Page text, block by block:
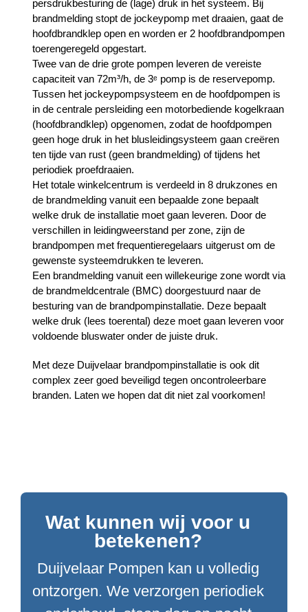
persdrukbesturing de (lage) druk in het systeem. Bij
brandmelding stopt de jockeypomp met draaien, gaat de
hoofdbrandklep open en worden er 2 hoofdbrandpompen
toerengeregeld opgestart.
Twee van de drie grote pompen leveren de vereiste
capaciteit van 72m³/h, de 3ᵉ pomp is de reservepomp.
Tussen het jockeypompsysteem en de hoofdpompen is
in de centrale persleiding een motorbediende kogelkraan
(hoofdbrandklep) opgenomen, zodat de hoofdpompen
geen hoge druk in het blusleidingsysteem gaan creëren
ten tijde van rust (geen brandmelding) of tijdens het
periodiek proefdraaien.
Het totale winkelcentrum is verdeeld in 8 drukzones en
de brandmelding vanuit een bepaalde zone bepaalt
welke druk de installatie moet gaan leveren. Door de
verschillen in leidingweerstand per zone, zijn de
brandpompen met frequentieregelaars uitgerust om de
gewenste systeemdrukken te leveren.
Een brandmelding vanuit een willekeurige zone wordt via
de brandmeldcentrale (BMC) doorgestuurd naar de
besturing van de brandpompinstallatie. Deze bepaalt
welke druk (lees toerental) deze moet gaan leveren voor
voldoende bluswater onder de juiste druk.
Met deze Duijvelaar brandpompinstallatie is ook dit
complex zeer goed beveiligd tegen oncontroleerbare
branden. Laten we hopen dat dit niet zal voorkomen!
Wat kunnen wij voor u
betekenen?
Duijvelaar Pompen kan u volledig
ontzorgen. We verzorgen periodiek